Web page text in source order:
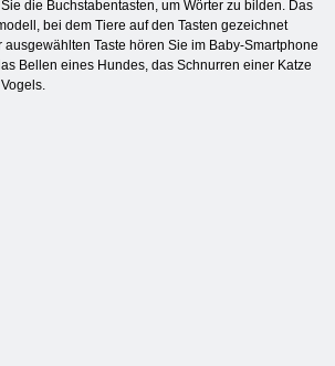
die Buchstabentasten, um Wörter zu bilden. Das
bei dem Tiere auf den Tasten gezeichnet
Taste hören Sie im Baby-Smartphone
Bellen eines Hundes, das Schnurren einer Katze